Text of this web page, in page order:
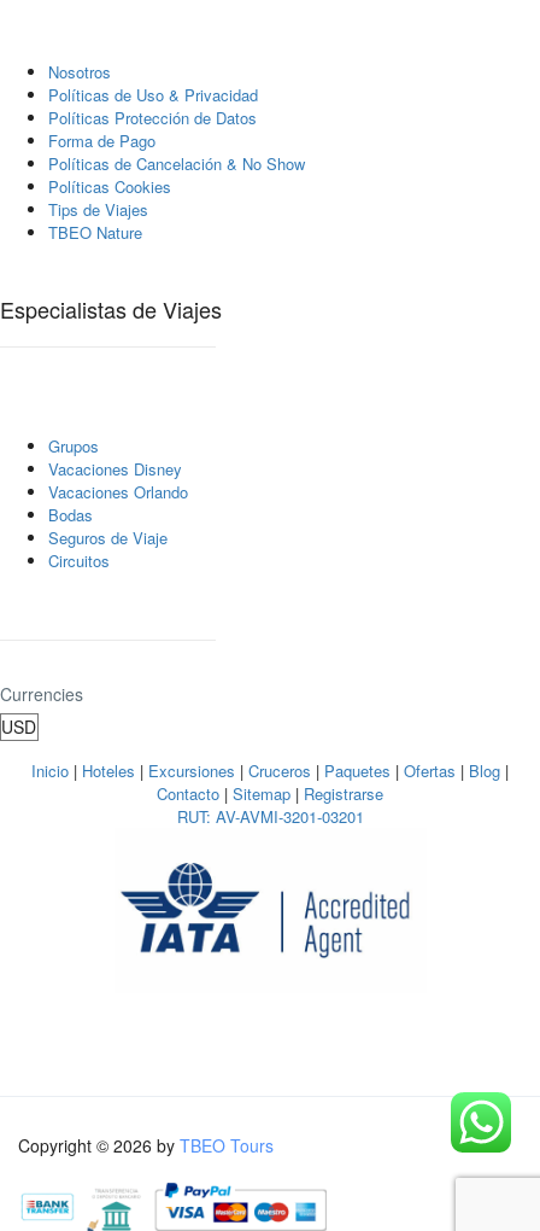
Nosotros
Polí­ticas de Uso & Privacidad
Polí­ticas Protección de Datos
Forma de Pago
Políticas de Cancelación & No Show
Políticas Cookies
Tips de Viajes
TBEO Nature
Especialistas de Viajes
Grupos
Vacaciones Disney
Vacaciones Orlando
Bodas
Seguros de Viaje
Circuitos
Currencies
Inicio | Hoteles | Excursiones | Cruceros | Paquetes | Ofertas | Blog |
Contacto | Sitemap | Registrarse
RUT: AV-AVMI-3201-03201
Copyright © 2026 by TBEO Tours